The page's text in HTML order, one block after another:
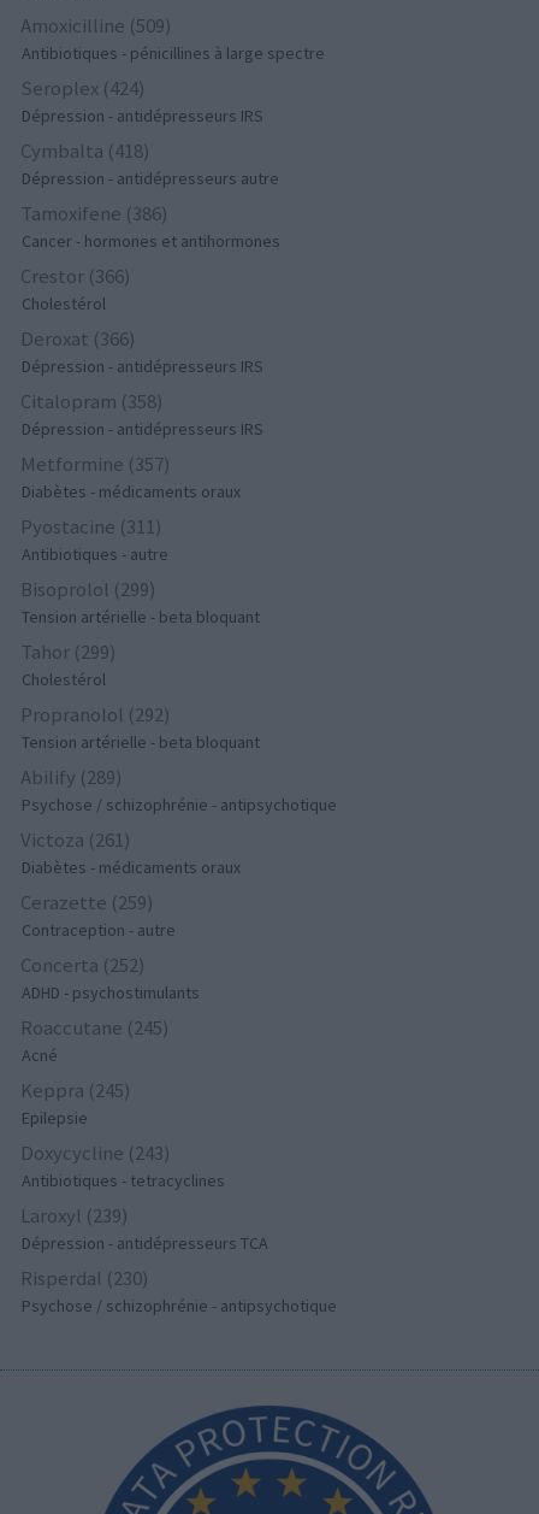
Amoxicilline (509)
Antibiotiques - pénicillines à large spectre
Seroplex (424)
Dépression - antidépresseurs IRS
Cymbalta (418)
Dépression - antidépresseurs autre
Tamoxifene (386)
Cancer - hormones et antihormones
Crestor (366)
Cholestérol
Deroxat (366)
Dépression - antidépresseurs IRS
Citalopram (358)
Dépression - antidépresseurs IRS
Metformine (357)
Diabètes - médicaments oraux
Pyostacine (311)
Antibiotiques - autre
Bisoprolol (299)
Tension artérielle - beta bloquant
Tahor (299)
Cholestérol
Propranolol (292)
Tension artérielle - beta bloquant
Abilify (289)
Psychose / schizophrénie - antipsychotique
Victoza (261)
Diabètes - médicaments oraux
Cerazette (259)
Contraception - autre
Concerta (252)
ADHD - psychostimulants
Roaccutane (245)
Acné
Keppra (245)
Epilepsie
Doxycycline (243)
Antibiotiques - tetracyclines
Laroxyl (239)
Dépression - antidépresseurs TCA
Risperdal (230)
Psychose / schizophrénie - antipsychotique